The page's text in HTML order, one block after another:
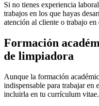
Si no tienes experiencia
trabajos en los que hayas
atención al cliente o trabajo en
Formación
de limpiadora
Aunque la formación
indispensable para trabajar en
incluirla en tu currículum vitae.